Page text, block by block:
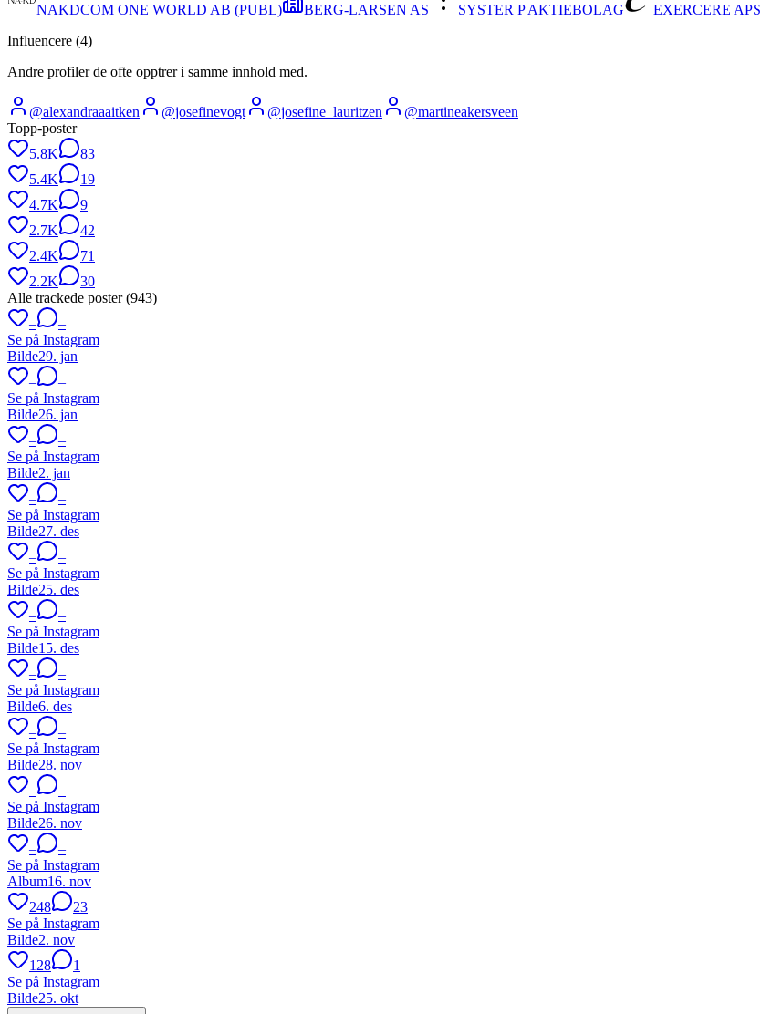
NAKDCOM ONE WORLD AB (PUBL) BERG-LARSEN AS SYSTER P AKTIEBOLAG
EXERCERE APS
Influencere (4)
Andre profiler de ofte opptrer i samme innhold med.
@alexandraaaitken @josefinevogt @josefine_lauritzen @martineakersveen
Topp-poster
5.8K
83
5.4K
19
4.7K
9
2.7K
42
2.4K
71
2.2K
30
Alle trackede poster (943)
–
–
Se på Instagram
Bilde29. jan
–
–
Se på Instagram
Bilde26. jan
–
–
Se på Instagram
Bilde2. jan
–
–
Se på Instagram
Bilde27. des
–
–
Se på Instagram
Bilde25. des
–
–
Se på Instagram
Bilde15. des
–
–
Se på Instagram
Bilde6. des
–
–
Se på Instagram
Bilde28. nov
–
–
Se på Instagram
Bilde26. nov
–
–
Se på Instagram
Album16. nov
248
23
Se på Instagram
Bilde2. nov
128
1
Se på Instagram
Bilde25. okt